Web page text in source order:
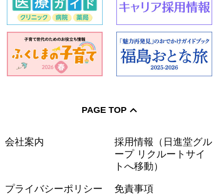
PAGE TOP
会社案内
採用情報（日進堂グル
ープ リクルートサイ
トへ移動）
プライバシーポリシー 免責事項